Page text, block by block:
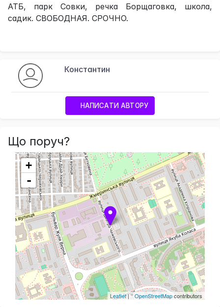
АТБ, парк Совки, речка Борщаговка, школа,
садик. СВОБОДНАЯ. СРОЧНО.
Константин
НАПИСАТИ АВТОРУ
Що поруч?
+
-
Leaflet| ©OpenStreetMapcontributors